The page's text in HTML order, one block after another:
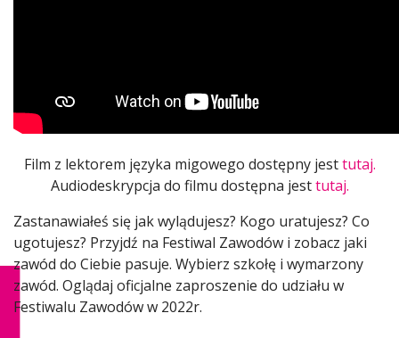
Film z lektorem języka migowego dostępny jesttutaj.
Audiodeskrypcja do filmu dostępna jesttutaj.
Zastanawiałeś się jak wylądujesz? Kogo uratujesz? Co
ugotujesz? Przyjdź na Festiwal Zawodów i zobacz jaki
zawód do Ciebie pasuje. Wybierz szkołę i wymarzony
zawód. Oglądaj oficjalne zaproszenie do udziału w
Festiwalu Zawodów w 2022r.